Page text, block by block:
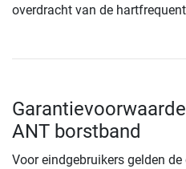
overdracht van de
ANT borstband
Voor eindgebruikers gelden